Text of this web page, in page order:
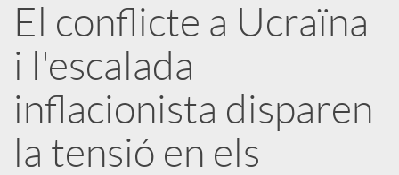
b
l
i
El conflicte a Ucraïna
i l'escalada
inflacionista disparen
la tensió en els